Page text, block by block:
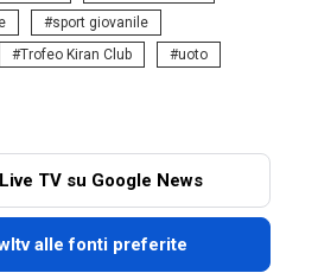
sport giovanile
Trofeo Kiran Club
uoto
TV su Google News
alle fonti preferite